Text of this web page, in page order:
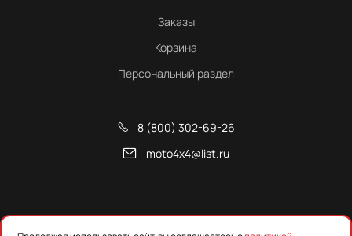
Заказы
Корзина
Персональный раздел
8 (800) 302-69-26
moto4x4@list.ru
Снегоходы, квадроциклы и запчасти от Русской Механики